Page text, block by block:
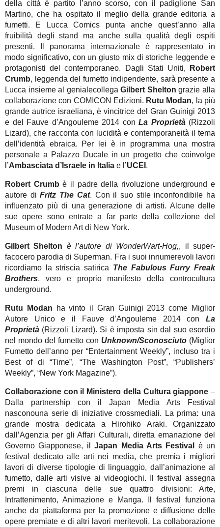
della città è partito l’anno scorso, con il padiglione San
Martino, che ha ospitato il meglio della grande editoria a
fumetti. E Lucca Comics punta anche quest’anno alla
fruibilità degli stand ma anche sulla qualità degli ospiti
presenti. Il panorama internazionale è rappresentato in
modo significativo, con un giusto mix di storiche leggende e
protagonisti del contemporaneo. Dagli Stati Uniti,
Robert
Crumb, leggenda del fumetto indipendente, sarà presente a
Lucca insieme al genialecollegaGilbert Shelton grazie alla
collaborazione con COMICON Edizioni. Rutu Modan, la più
grande autrice israeliana, è vincitrice del Gran Guinigi 2013
e del Fauve d’Angouleme 2014 con La Proprietà(Rizzoli
Lizard), che racconta con lucidità e contemporaneità il tema
dell’identità ebraica. Per lei è in programma una mostra
personale a Palazzo Ducale in un progetto che coinvolge
l’Ambasciata d’Israele in Italia e l’UCEI .
Robert Crumbè il padre della rivoluzione underground e
autore diFritz The Cat. Con il suo stile inconfondibile ha
influenzato più di una generazione di artisti. Alcune delle
sue opere sono entrate a far parte della collezione del
Museum of Modern Art di New York.
Gilbert Shelton è l’autore di WonderWart-Hog,, il super-
facocero parodia di Superman. Fra i suoi innumerevoli lavori
ricordiamo la striscia satirica The Fabulous Furry Freak
Brothers, vero e proprio manifesto della controcultura
underground.
Rutu Modan ha vinto il Gran Guinigi 2013 come Miglior
Autore Unico e il Fauve d’Angouleme 2014 con La
Proprietà (Rizzoli Lizard). Si è imposta sin dal suo esordio
nel mondo del fumetto con Unknown/Sconosciuto (Miglior
Fumetto dell’anno per “Entertainment Weekly”, incluso tra i
Best of di “Time”, “The Washington Post”, “Publishers’
Weekly”, “New York Magazine”).
Collaborazione con il Ministero della Cultura giappone –
Dalla partnership con il Japan Media Arts Festival
nasconouna serie di iniziative crossmediali. La prima: una
grande mostra dedicata a Hirohiko Araki. Organizzato
dall’Agenzia per gli Affari Culturali, diretta emanazione del
Governo Giapponese, ilJapan Media Arts Festival
è un
festival dedicato alle arti nei media, che premia i migliori
lavori di diverse tipologie di linguaggio, dall’animazione al
fumetto, dalle arti visive ai videogiochi. Il festival assegna
premi in ciascuna delle sue quattro divisioni: Arte,
Intrattenimento, Animazione e Manga. Il festival funziona
anche da piattaforma per la promozione e diffusione delle
opere premiate e di altri lavori meritevoli. La collaborazione